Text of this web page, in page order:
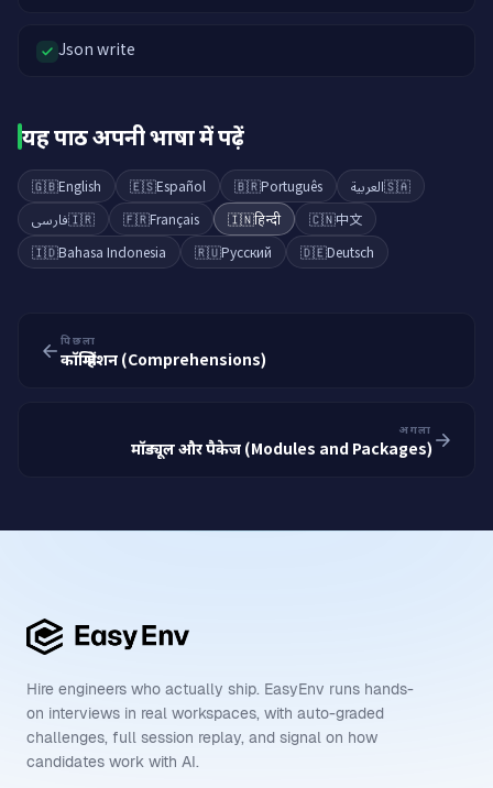
Json write
यह पाठ अपनी भाषा में पढ़ें
🇬🇧English 🇪🇸Español 🇧🇷Português 🇸🇦العربية
🇮🇷فارسی 🇫🇷Français 🇮🇳हिन्दी 🇨🇳中文
🇮🇩Bahasa Indonesia 🇷🇺Русский 🇩🇪Deutsch
पिछला
कॉम्प्रिहेंशन (Comprehensions)
अगला
मॉड्यूल और पैकेज (Modules and Packages)
Hire engineers who actually ship. EasyEnv runs hands-
on interviews in real workspaces, with auto-graded
challenges, full session replay, and signal on how
candidates work with AI.